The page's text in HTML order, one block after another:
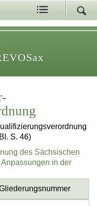
S. 46)
des Sächsischen
in der